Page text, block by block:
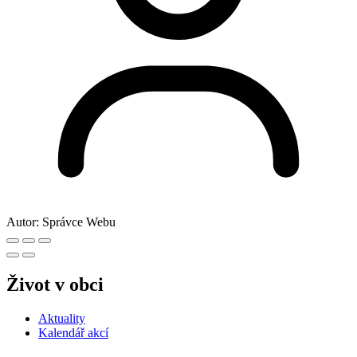
Autor: Správce Webu
Život v obci
Aktuality
Kalendář akcí